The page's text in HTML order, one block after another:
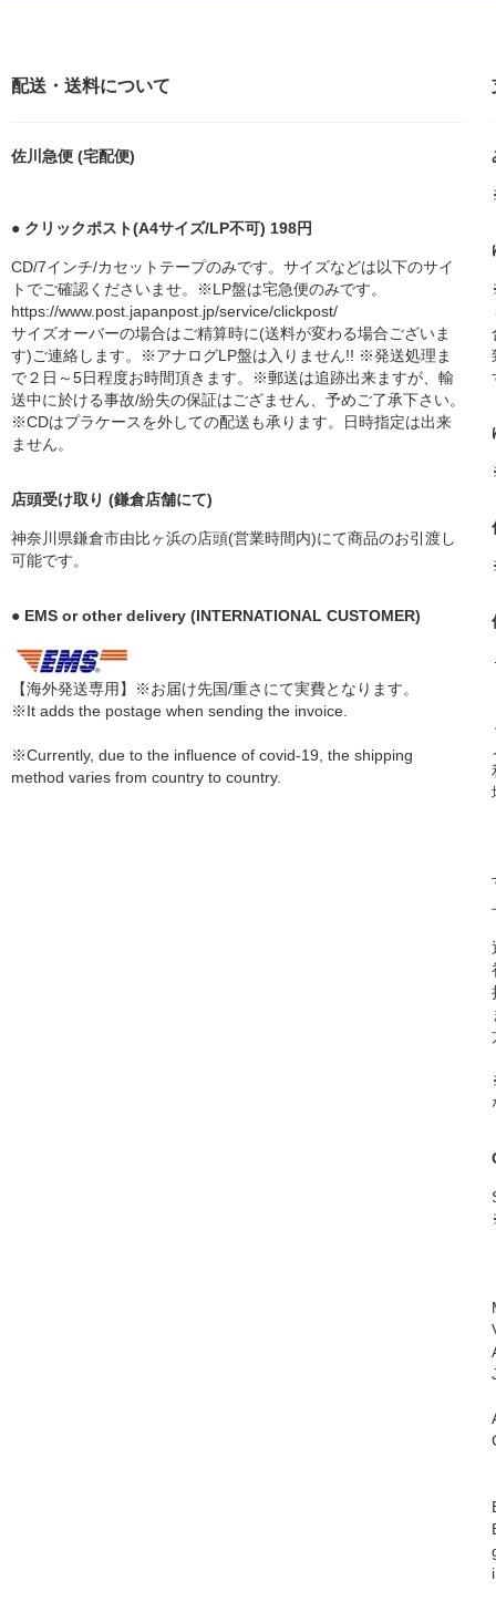
配送・送料について
佐川急便 (宅配便)
● クリックポスト(A4サイズ/LP不可) 198円
CD/7インチ/カセットテープのみです。サイズなどは以下のサイ
トでご確認くださいませ。※LP盤は宅急便のみです。
https://www.post.japanpost.jp/service/clickpost/
サイズオーバーの場合はご精算時に(送料が変わる場合ございま
す)ご連絡します。※アナログLP盤は入りません!! ※発送処理ま
で２日～5日程度お時間頂きます。※郵送は追跡出来ますが、輸
送中に於ける事故/紛失の保証はござません、予めご了承下さい。
※CDはプラケースを外しての配送も承ります。日時指定は出来
ません。
店頭受け取り (鎌倉店舗にて)
神奈川県鎌倉市由比ヶ浜の店頭(営業時間内)にて商品のお引渡し
可能です。
● EMS or other delivery (INTERNATIONAL CUSTOMER)
【海外発送専用】※お届け先国/重さにて実費となります。
※It adds the postage when sending the invoice.
※Currently, due to the influence of covid-19, the shipping
method varies from country to country.